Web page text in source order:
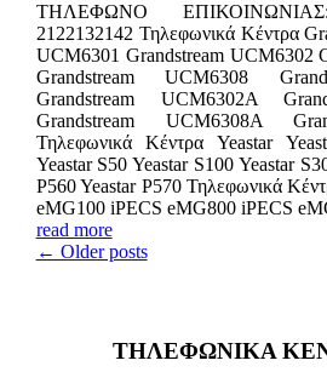
ΤΗΛΕΦΩΝΟ
2122132142 Τηλεφωνικά Κέντρα
UCM6301 Grandstream UCM6302
Grandstream UCM6308
Grandstream UCM6302A
Grandstream UCM6308A
Τηλεφωνικά Κέντρα Yeastar
Yeastar S50 Yeastar S100 Yeastar
P560 Yeastar P570 Τηλεφωνικά
eMG100 iPECS eMG800 iPECS
read more
← Older posts
ΤΗΛΕΦΩΝΙΚΑ